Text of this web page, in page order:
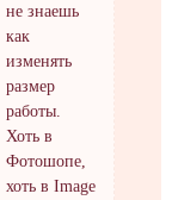
не знаешь
как
изменять
размер
работы.
Хоть в
Фотошопе,
хоть в Image